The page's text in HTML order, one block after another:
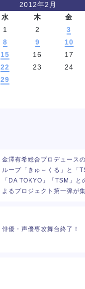
2012年2月
水 木 金
1 2 3
8 9 10
15 16 17
22 23 24
29
金澤有希総合プロデュース
ループ「きゅ～くる」と「
「DA TOKYO」「TSM」と
よるプロジェクト第一弾が
俳優・声優専攻舞台終了！